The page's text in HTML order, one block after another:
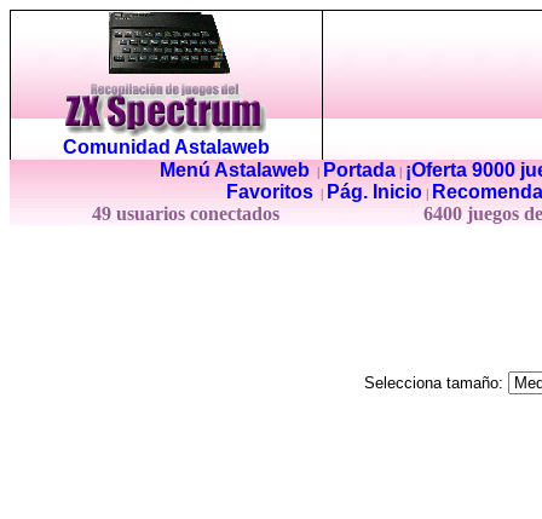
Comunidad Astalaweb
Menú Astalaweb| Portada|
¡Oferta 9000
Favoritos
Pág. Inicio
49 usuarios conectados
6400 juegos
Selecciona tamaño: